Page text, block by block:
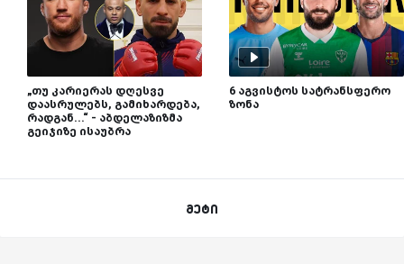
„თუ კარიერას დღესვე
დაასრულებს, გამიხარდება,
რადგან...“ - აბდელაზიზმა
გეიჯიზე ისაუბრა
6 აგვისტოს სატრანსფერო
ზონა
მეტი